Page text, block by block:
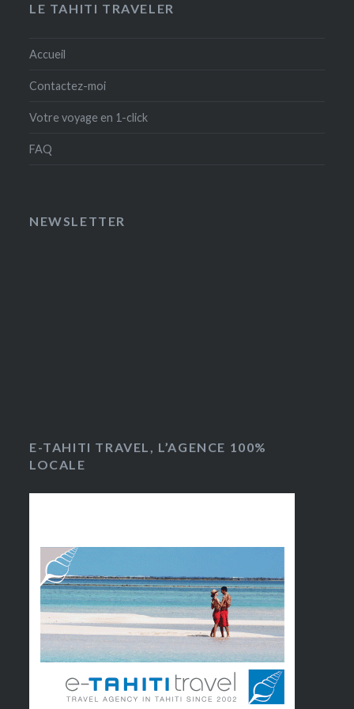
LE TAHITI TRAVELER
Accueil
Contactez-moi
Votre voyage en 1-click
FAQ
NEWSLETTER
E-TAHITI TRAVEL, L’AGENCE 100%
LOCALE